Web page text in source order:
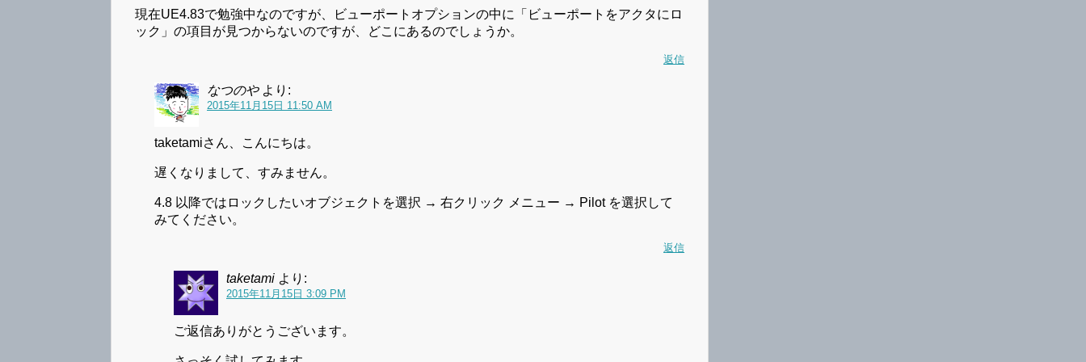
現在UE4.83で勉強中なのですが、ビューポートオプションの中に「ビューポートをアクタにロ
ック」の項目が見つからないのですが、どこにあるのでしょうか。
返信
なつのや より:
2015年11月15日 11:50 AM
taketamiさん、こんにちは。
遅くなりまして、すみません。
4.8 以降ではロックしたいオブジェクトを選択 → 右クリック メニュー → Pilot を選択して
みてください。
返信
taketami より:
2015年11月15日 3:09 PM
ご返信ありがとうございます。